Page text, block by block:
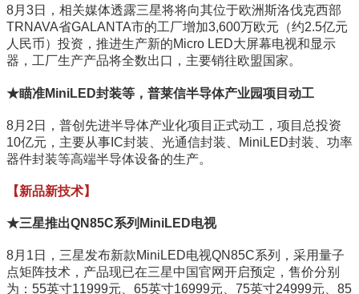
8月3日，相关媒体透露三星将将向其位于欧洲斯洛伐克西部
TRNAVA省GALANTA市的工厂增加3,600万欧元（约2.5亿元
人民币）投资，推进生产新的Micro LED大屏幕电视和显示
器，工厂生产产品将全数出口，主要销往欧盟国家。
★瞄准MiniLED封装等，普莱信半导体产业园项目动工
8月2日，普创先进半导体产业化项目正式动工，项目总投资
10亿元，主要从事IC封装、光通信封装、MiniLED封装、功率
器件封装等高端半导体设备的生产。
【新品新技术】
★三星推出QN85C系列MiniLED电视
8月1日，三星发布新款MiniLED电视QN85C系列，采用量子
点矩阵技术，产品现已在三星中国官网开启预定，售价分别
为：55英寸11999元、65英寸16999元、75英寸24999元、85